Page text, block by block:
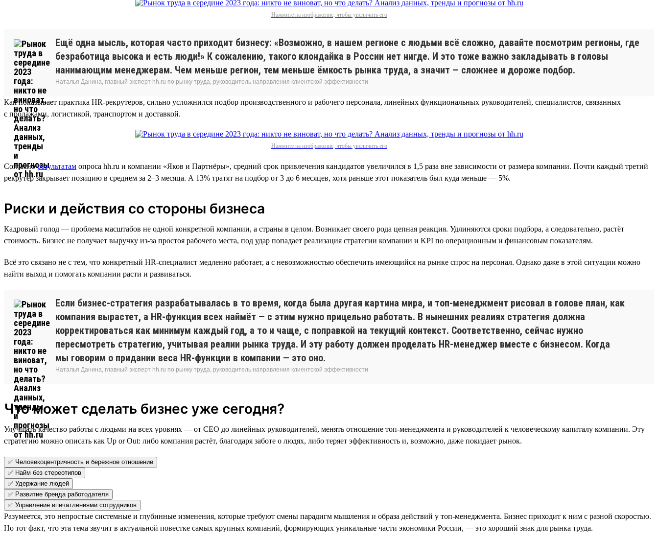
Нажмите на изображение, чтобы увеличить его
Ещё одна мысль, которая часто приходит бизнесу: «Возможно, в нашем регионе с людьми всё сложно, давайте посмотрим регионы, где
безработица высока и есть люди!» К сожалению, такого клондайка в России нет нигде. И это тоже важно закладывать в головы
нанимающим менеджерам. Чем меньше регион, тем меньше ёмкость рынка труда, а значит — сложнее и дороже подбор.
Наталья Данина, главный эксперт hh.ru по рынку труда, руководитель направления клиентской эффективности
Как показывает практика HR-рекрутеров, сильно усложнился подбор производственного и рабочего персонала, линейных функциональных руководителей, специалистов, связанных
с продажами, логистикой, транспортом и доставкой.
Нажмите на изображение, чтобы увеличить его
Согласнорезультатам опроса hh.ru и компании «Яков и Партнёры», средний срок привлечения кандидатов увеличился в 1,5 раза вне зависимости от размера компании. Почти каждый третий
рекрутер закрывает позицию в среднем за 2–3 месяца. А 13% тратят на подбор от 3 до 6 месяцев, хотя раньше этот показатель был куда меньше — 5%.
Риски и действия со стороны бизнеса
Кадровый голод — проблема масштабов не одной конкретной компании, а страны в целом. Возникает своего рода цепная реакция. Удлиняются сроки подбора, а следовательно, растёт
стоимость. Бизнес не получает выручку из-за простоя рабочего места, под удар попадает реализация стратегии компании и KPI по операционным и финансовым показателям.
Всё это связано не с тем, что конкретный HR-специалист медленно работает, а с невозможностью обеспечить имеющийся на рынке спрос на персонал. Однако даже в этой ситуации можно
найти выход и помогать компании расти и развиваться.
Если бизнес-стратегия разрабатывалась в то время, когда была другая картина мира, и топ-менеджмент рисовал в голове план, как
компания вырастет, а HR-функция всех наймёт — с этим нужно прицельно работать. В нынешних реалиях стратегия должна
корректироваться как минимум каждый год, а то и чаще, с поправкой на текущий контекст. Соответственно, сейчас нужно
пересмотреть стратегию, учитывая реалии рынка труда. И эту работу должен проделать HR-менеджер вместе с бизнесом. Когда
мы говорим о придании веса HR-функции в компании — это оно.
Наталья Данина, главный эксперт hh.ru по рынку труда, руководитель направления клиентской эффективности
Что может сделать бизнес уже сегодня?
Улучшать качество работы с людьми на всех уровнях — от СЕО до линейных руководителей, менять отношение топ-менеджмента и руководителей к человеческому капиталу компании. Эту
стратегию можно описать как Up or Out: либо компания растёт, благодаря заботе о людях, либо теряет эффективность и, возможно, даже покидает рынок.
✅ Человекоцентричность и бережное отношение
✅ Найм без стереотипов
✅ Удержание людей
✅ Развитие бренда работодателя
✅ Управление впечатлениями сотрудников
Разумеется, это непростые системные и глубинные изменения, которые требуют смены парадигм мышления и образа действий у топ-менеджмента. Бизнес приходит к ним с разной скоростью.
Но тот факт, что эта тема звучит в актуальной повестке самых крупных компаний, формирующих уникальные части экономики России, — это хороший знак для рынка труда.